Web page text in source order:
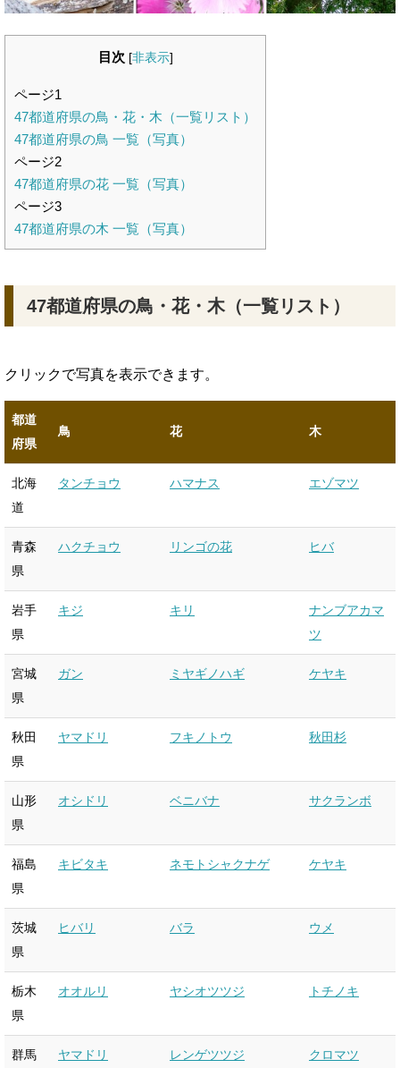
目次 [非表示]
ページ1
47都道府県の鳥・花・木（一覧リスト）
47都道府県の鳥 一覧（写真）
ページ2
47都道府県の花 一覧（写真）
ページ3
47都道府県の木 一覧（写真）
47都道府県の鳥・花・木（一覧リスト）
クリックで写真を表示できます。
都道
府県
鳥 花 木
北海
道
タンチョウ ハマナス エゾマツ
青森
県
ハクチョウ リンゴの花 ヒバ
岩手
県
キジ キリ
ナンブアカマ
ツ
宮城
県
ガン ミヤギノハギ ケヤキ
秋田
県
ヤマドリ フキノトウ 秋田杉
山形
県
オシドリ ベニバナ サクランボ
福島
県
キビタキ ネモトシャクナゲ ケヤキ
茨城
県
ヒバリ バラ ウメ
栃木
県
オオルリ ヤシオツツジ トチノキ
群馬
ヤマドリ レンゲツツジ クロマツ